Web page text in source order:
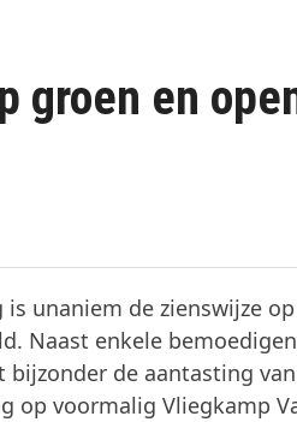
groen en
unaniem de zienswijze
Naast enkele
de aantasting
op voormalig Vliegkamp